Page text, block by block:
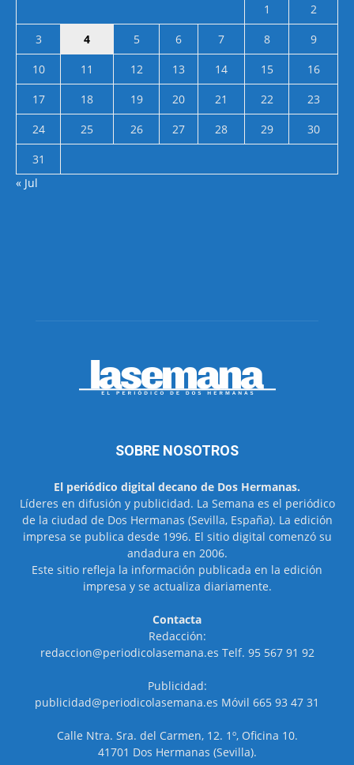
1
2
3
4 5 6 7 8
9
10
11 12 13 14 15
16
17
18 19 20 21 22
23
24
25 26 27 28 29
30
31
« Jul
SOBRE NOSOTROS
El periódico digital decano de Dos Hermanas.
Líderes en difusión y publicidad. La Semana es el periódico
de la ciudad de Dos Hermanas (Sevilla, España). La edición
impresa se publica desde 1996. El sitio digital comenzó su
andadura en 2006.
Este sitio refleja la información publicada en la edición
impresa y se actualiza diariamente.
Contacta
Redacción:
redaccion@periodicolasemana.es Telf. 95 567 91 92
Publicidad:
publicidad@periodicolasemana.es Móvil 665 93 47 31
Calle Ntra. Sra. del Carmen, 12. 1º, Oficina 10.
41701 Dos Hermanas (Sevilla).